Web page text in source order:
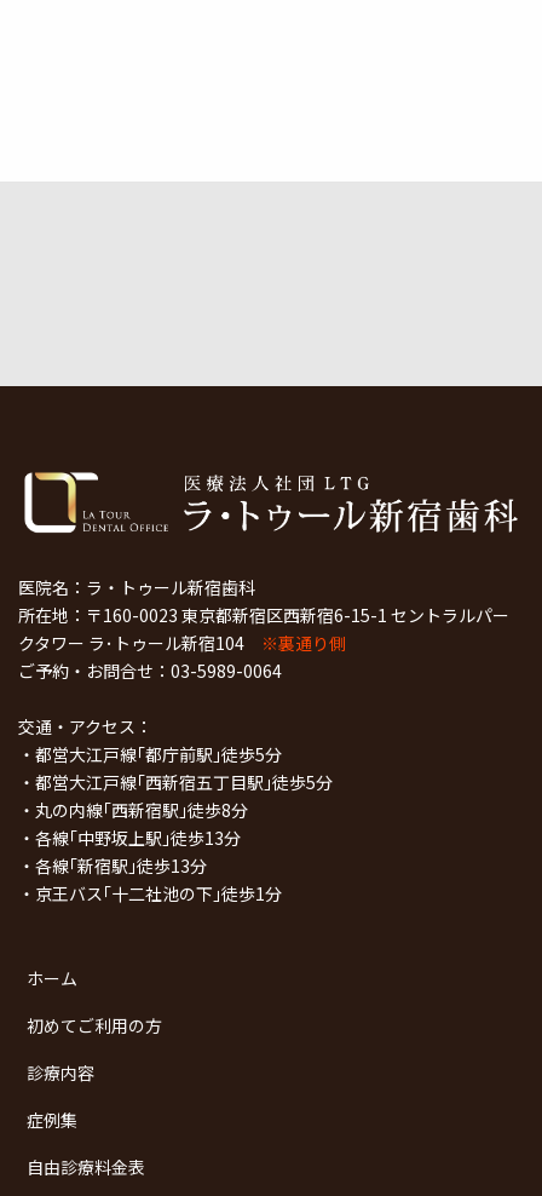
医院名：ラ・トゥール新宿歯科
所在地：〒160-0023 東京都新宿区西新宿6-15-1 セントラルパー
クタワー ラ･トゥール新宿104 ※裏通り側
ご予約・お問合せ： 03-5989-0064
交通・アクセス：
・都営大江戸線｢都庁前駅｣徒歩5分
・都営大江戸線｢西新宿五丁目駅｣徒歩5分
・丸の内線｢西新宿駅｣徒歩8分
・各線｢中野坂上駅｣徒歩13分
・各線｢新宿駅｣徒歩13分
・京王バス｢十二社池の下｣徒歩1分
ホーム
初めてご利用の方
診療内容
症例集
自由診療料金表